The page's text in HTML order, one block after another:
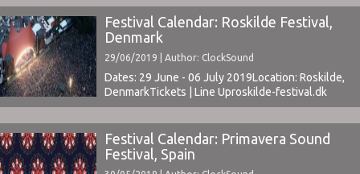
Festival Calendar: Roskilde Festival,
Denmark
29/06/2019 | Author: ClockSound
Dates: 29 June - 06 July 2019Location: Roskilde,
DenmarkTickets | Line Uproskilde-festival.dk ⁪
Festival Calendar: Primavera Sound
Festival, Spain